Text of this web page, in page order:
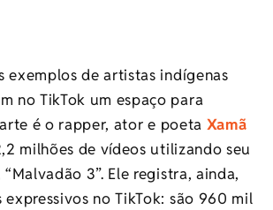
exemplos de artistas indígenas
no TikTok um espaço para
é o rapper, ator e poeta Xamã
milhões de vídeos utilizando seu
3”. Ele registra, ainda,
no TikTok: são 960 mil